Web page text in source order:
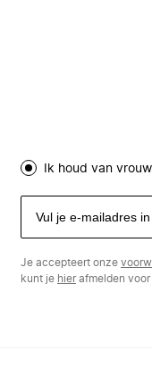
Ik houd van
Je accepteert onze
kunt je hierafmelden voor